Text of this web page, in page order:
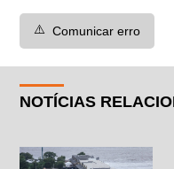
⚠️ Comunicar erro
NOTÍCIAS